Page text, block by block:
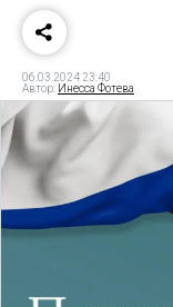
06.03.2024 23:40
Автор: Инесса Фотева